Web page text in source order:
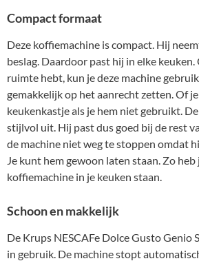
Compact formaat
Deze koffiemachine is compact. Hij
beslag. Daardoor past hij in elke keuken.
ruimte hebt, kun je deze machine
gemakkelijk op het aanrecht zetten. Of
keukenkastje als je hem niet gebruikt.
stijlvol uit. Hij past dus goed bij de rest
de machine niet weg te stoppen omdat
Je kunt hem gewoon laten staan. Zo
koffiemachine in je keuken staan.
Schoon en makkelijk
De Krups NESCAFe Dolce Gusto Genio
in gebruik. De machine stopt